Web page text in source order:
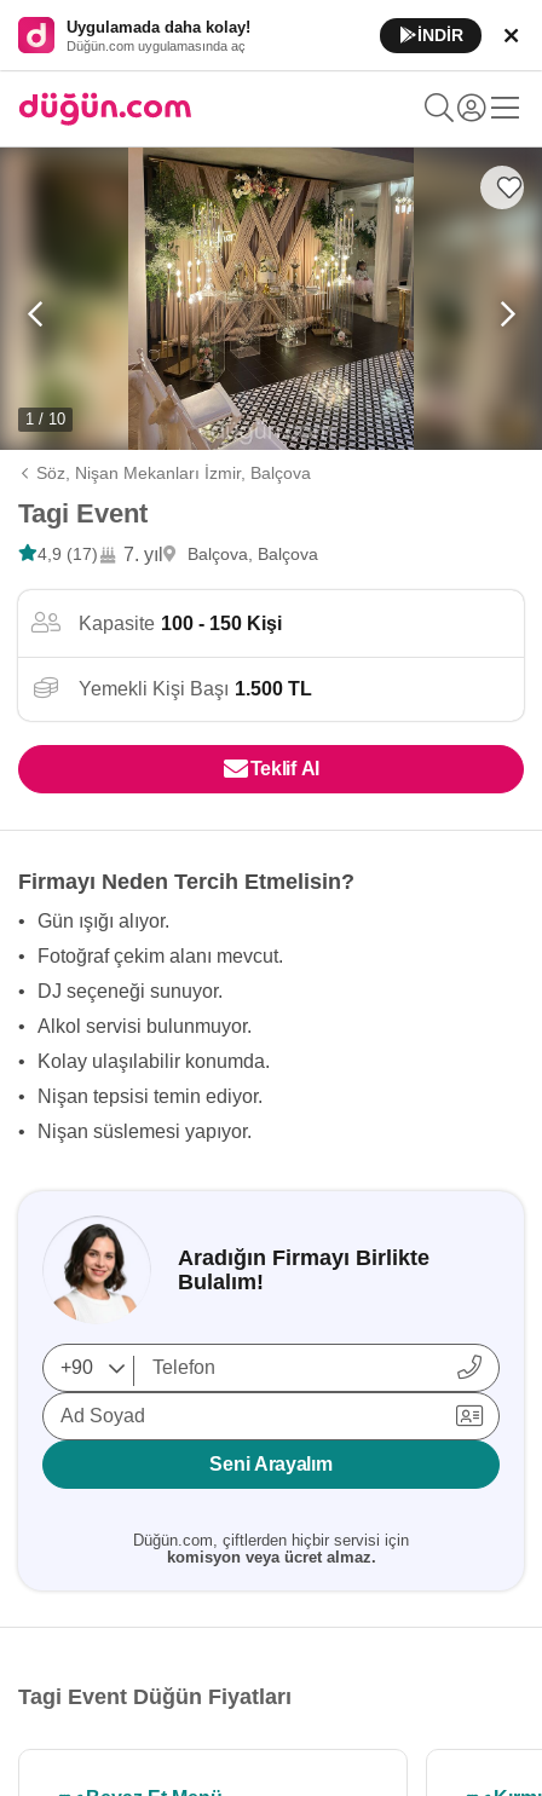
Uygulamada daha kolay!
Düğün.com uygulamasında aç
İNDİR
1 / 10
Söz, Nişan Mekanları İzmir, Balçova
Tagi Event
4,9 (17) 7. yıl Balçova, Balçova
Kapasite 100 - 150 Kişi
Yemekli Kişi Başı 1.500 TL
Teklif Al
Firmayı Neden Tercih Etmelisin?
•
Gün ışığı alıyor.
•
Fotoğraf çekim alanı mevcut.
•
DJ seçeneği sunuyor.
•
Alkol servisi bulunmuyor.
•
Kolay ulaşılabilir konumda.
•
Nişan tepsisi temin ediyor.
•
Nişan süslemesi yapıyor.
Aradığın Firmayı Birlikte
Bulalım!
Ad Soyad
Seni Arayalım
Düğün.com, çiftlerden hiçbir servisi için
komisyon veya ücret almaz.
Tagi Event Düğün Fiyatları